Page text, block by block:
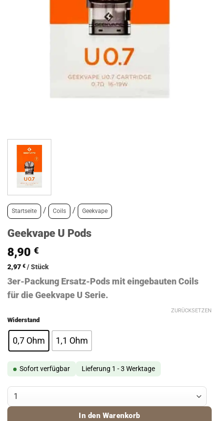
Startseite / Coils / Geekvape
Geekvape U Pods
8,90 €
2,97 € /Stück
3er-Packung Ersatz-Pods mit eingebauten Coils
für die Geekvape U Serie.
Widerstand
0,7 Ohm 1,1 Ohm
ZURÜCKSETZEN
Sofort verfügbar Lieferung 1 - 3 Werktage
Geekvape U Pods Menge
In den Warenkorb